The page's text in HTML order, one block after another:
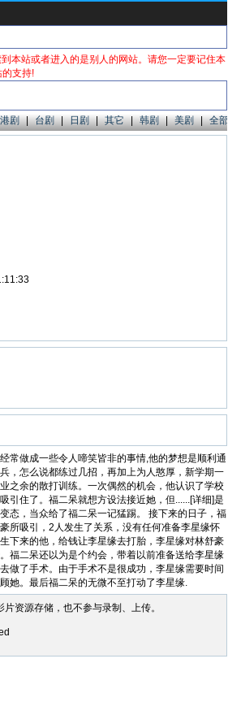
本站或者进入的是别人的网站。请您一定要记住本
的支持!
港剧 | 台剧 | 日剧 | 其它 | 韩剧 | 美剧 | 全部
常做成一些令人啼笑皆非的事情,他的梦想是顺利通
，怎么说都练过几招，再加上为人憨厚，新学期一
之余的散打训练。一次偶然的机会，他认识了学校
引住了。福二呆就想方设法接近她，但......[详细]是
态，当众给了福二呆一记猛踢。 接下来的日子，福
所吸引，2人发生了关系，没有任何准备李星缘怀
下来的他，给钱让李星缘去打胎，李星缘对林舒豪
福二呆还以为是个约会，带着以前准备送给李星缘
做了手术。由于手术不是很成功，李星缘需要时间
她。最后福二呆的无微不至打动了李星缘.
资源存储，也不参与录制、上传。